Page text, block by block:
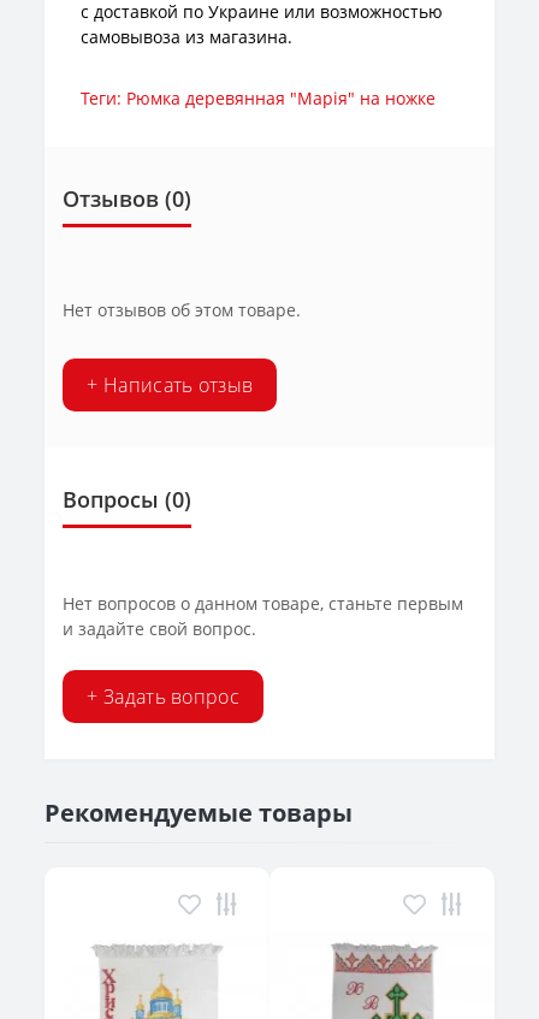
с доставкой по Украине или возможностью
самовывоза из магазина.
Теги: Рюмка деревянная "Марія" на ножке
Отзывов (0)
Нет отзывов об этом товаре.
+ Написать отзыв
Вопросы (0)
Нет вопросов о данном товаре, станьте первым
и задайте свой вопрос.
+ Задать вопрос
Рекомендуемые товары